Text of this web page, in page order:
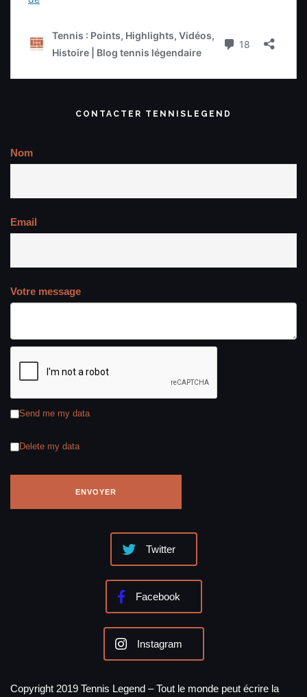
CONTACTER TENNISLEGEND
Nom
Email
Votre message
Send me my data
Delete my data
Twitter
Facebook
Instagram
Copyright 2019 Tennis Legend – Tout le monde peut écrire la